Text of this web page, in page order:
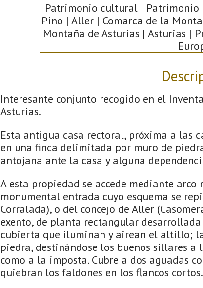
Patrimonio cultural | Patrimonio
Pino | Aller | Comarca de la
Montaña de Asturias | Asturias |
Interesante conjunto recogido en el
Asturias.
Esta antigua casa rectoral, próxima a las
en una finca delimitada por muro de
antojana ante la casa y alguna
A esta propiedad se accede mediante arco
monumental entrada cuyo esquema se
Corralada), o del concejo de Aller
exento, de planta rectangular
cubierta que iluminan y airean el altillo;
piedra, destinándose los buenos sillares a
como a la imposta. Cubre a dos aguadas
quiebran los faldones en los flancos cortos.